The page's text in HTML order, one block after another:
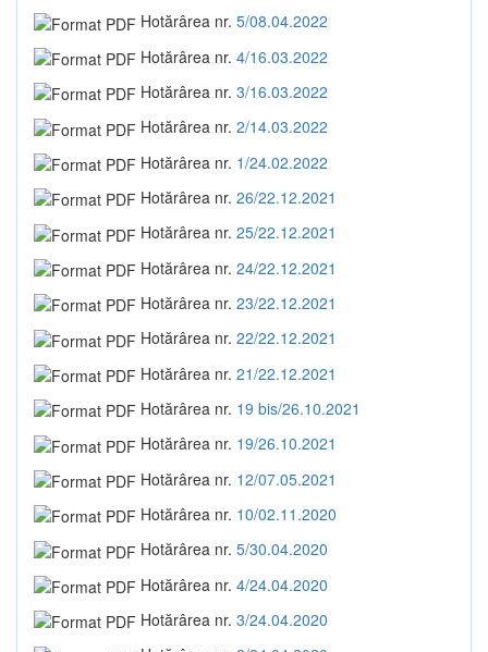
Hotărârea nr. 5/08.04.2022
Hotărârea nr. 4/16.03.2022
Hotărârea nr. 3/16.03.2022
Hotărârea nr. 2/14.03.2022
Hotărârea nr. 1/24.02.2022
Hotărârea nr. 26/22.12.2021
Hotărârea nr. 25/22.12.2021
Hotărârea nr. 24/22.12.2021
Hotărârea nr. 23/22.12.2021
Hotărârea nr. 22/22.12.2021
Hotărârea nr. 21/22.12.2021
Hotărârea nr. 19 bis/26.10.2021
Hotărârea nr. 19/26.10.2021
Hotărârea nr. 12/07.05.2021
Hotărârea nr. 10/02.11.2020
Hotărârea nr. 5/30.04.2020
Hotărârea nr. 4/24.04.2020
Hotărârea nr. 3/24.04.2020